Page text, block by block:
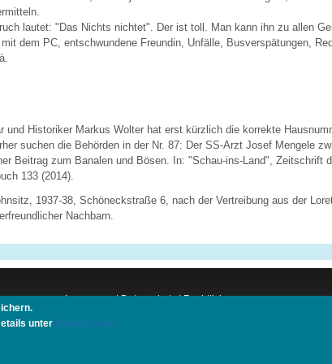
lautet: "Das Nichts nichtet" . Der ist toll. Man kann ihn zu allen
dem PC, entschwundene Freundin, Unfälle, Busverspätungen,
und Historiker Markus Wolter hat erst kürzlich die korrekte
suchen die Behörden in der Nr. 87: Der SS-Arzt Josef Mengele
Beitrag zum Banalen und Bösen. In: "Schau-ins-Land", Zeitschrift
133 (2014).
1937-38, Schöneckstraße 6, nach der Vertreibung aus der
Nachbarn.
Impressum|Datenschutz|Rechtliches
|Down-Under.org|
unter Datenschutz.